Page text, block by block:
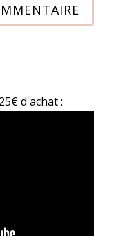
d'achat :